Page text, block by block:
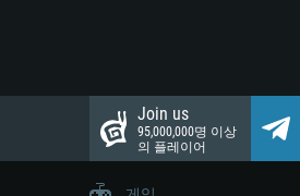
Join us
95,000,000명 이상
의 플레이어